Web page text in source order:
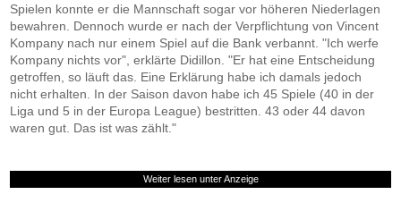
Spielen konnte er die Mannschaft sogar vor höheren Niederlagen
bewahren. Dennoch wurde er nach der Verpflichtung von Vincent
Kompany nach nur einem Spiel auf die Bank verbannt. "Ich werfe
Kompany nichts vor", erklärte Didillon. "Er hat eine Entscheidung
getroffen, so läuft das. Eine Erklärung habe ich damals jedoch
nicht erhalten. In der Saison davon habe ich 45 Spiele (40 in der
Liga und 5 in der Europa League) bestritten. 43 oder 44 davon
waren gut. Das ist was zählt."
Weiter lesen unter Anzeige